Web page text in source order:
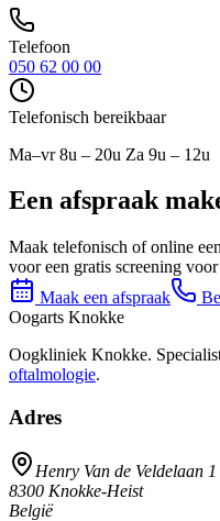
Telefoon
050 62 00 00
Telefonisch bereikbaar
Ma–vr 8u – 20u Za 9u – 12u
Een afspraak
Maak telefonisch of online
voor een gratis screening
Maak een afspraak
Oogarts Knokke
Oogkliniek Knokke.
oftalmologie.
Adres
Henry Van de Veldelaan 1
8300 Knokke-Heist
België